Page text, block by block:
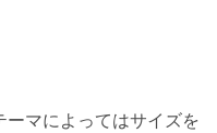
ーマによってはサイズを